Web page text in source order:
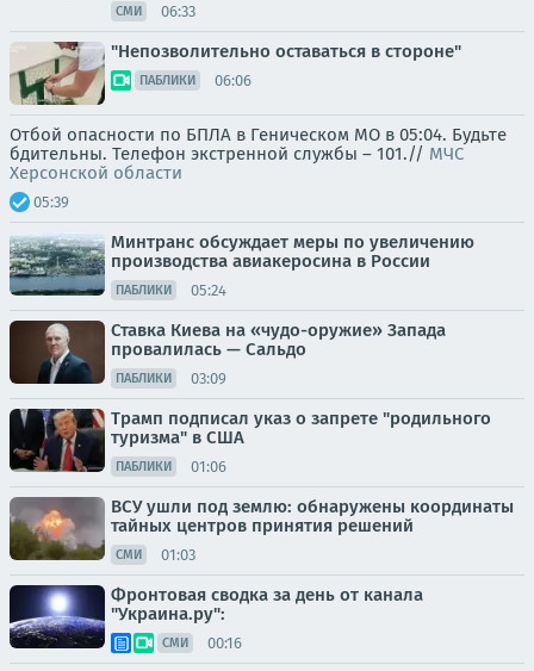
СМИ 06:33
"Непозволительно оставаться в стороне"
ПАБЛИКИ 06:06
Отбой опасности по БПЛА в Геническом МО в 05:04. Будьте
бдительны. Телефон экстренной службы – 101.// МЧС
Херсонской области
05:39
Минтранс обсуждает меры по увеличению
производства авиакеросина в России
ПАБЛИКИ 05:24
Ставка Киева на «чудо-оружие» Запада
провалилась — Сальдо
ПАБЛИКИ 03:09
Трамп подписал указ о запрете "родильного
туризма" в США
ПАБЛИКИ 01:06
ВСУ ушли под землю: обнаружены координаты
тайных центров принятия решений
СМИ 01:03
Фронтовая сводка за день от канала
"Украина.ру":
СМИ 00:16